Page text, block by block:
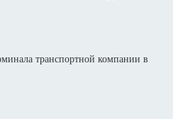
транспортной компании в